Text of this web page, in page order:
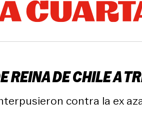
REINA DE CHILE A
contra la ex